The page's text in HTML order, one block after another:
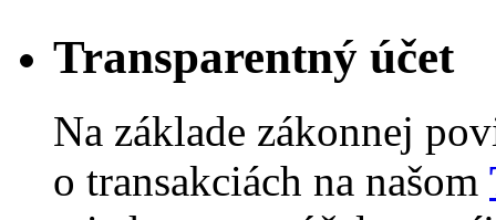
Transparentný účet
Na základe zákonnej
o transakciách na našom